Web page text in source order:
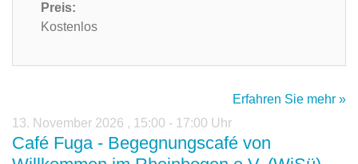
Preis:
Kostenlos
Erfahren Sie mehr »
13. November 2026 , 15:00 - 17:00 Uhr
Café Fuga - Begegnungscafé von